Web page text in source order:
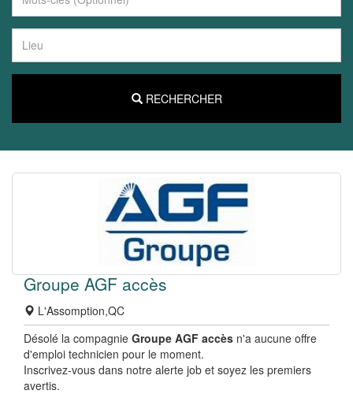
RECHERCHER
Groupe AGF accès
L'Assomption,QC
Désolé la compagnie Groupe AGF accès n'a aucune offre
d'emploi technicien pour le moment.
Inscrivez-vous dans notre alerte job et soyez les premiers
avertis.